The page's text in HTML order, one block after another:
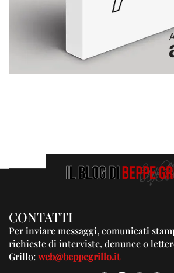
CONTATTI
Per inviare messaggi, comunicati
richieste di interviste, denunce o
Grillo:web@beppegrillo.it